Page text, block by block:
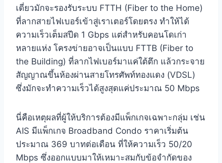
เดี่ยวมักจะรองรับระบบ FTTH (Fiber to the Home)
ที่ลากสายไฟเบอร์เข้าสู่เราเตอร์โดยตรง ทำให้ได้
ความเร็วเต็มสปีด 1 Gbps แต่สำหรับคอนโดเก่า
หลายแห่ง โครงข่ายอาจเป็นแบบ FTTB (Fiber to
the Building) ที่ลากไฟเบอร์มาแค่ใต้ตึก แล้วกระจาย
สัญญาณขึ้นห้องผ่านสายโทรศัพท์ทองแดง (VDSL)
ซึ่งมักจะทำความเร็วได้สูงสุดแค่ประมาณ 50 Mbps
นี่คือเหตุผลที่ผู้ให้บริการต้องมีแพ็กเกจเฉพาะกลุ่ม เช่น
AIS มีแพ็กเกจ Broadband Condo ราคาเริ่มต้น
ประมาณ 369 บาทต่อเดือน ที่ให้ความเร็ว 50/20
Mbps ซึ่งออกแบบมาให้เหมาะสมกับข้อจำกัดของ